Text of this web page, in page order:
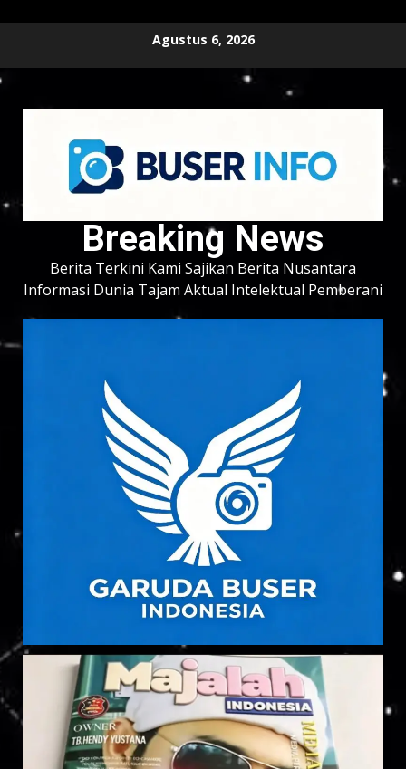
content
Agustus 6, 2026
Breaking News
Berita Terkini Kami Sajikan Berita Nusantara
Informasi Dunia Tajam Aktual Intelektual Pemberani